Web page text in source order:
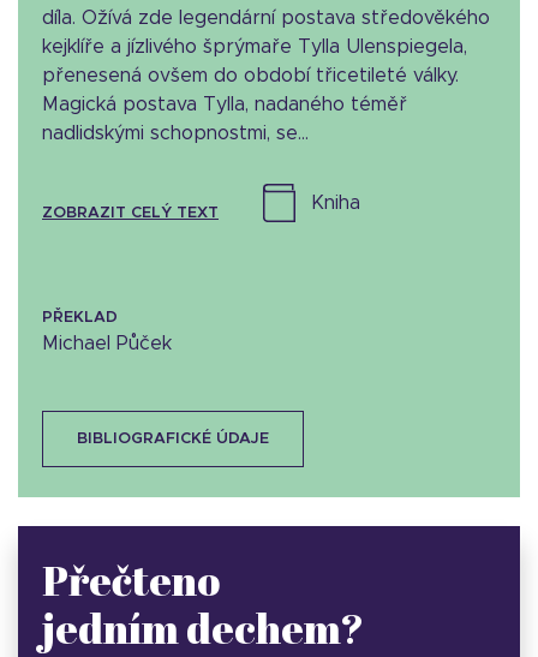
díla. Ožívá zde legendární postava středověkého
kejklíře a jízlivého šprýmaře Tylla Ulenspiegela,
přenesená ovšem do období třicetileté války.
Magická postava Tylla, nadaného téměř
nadlidskými schopnostmi, se...
ZOBRAZIT CELÝ TEXT
kniha
PŘEKLAD
Michael Půček
BIBLIOGRAFICKÉ ÚDAJE
Přečteno
jedním dechem?